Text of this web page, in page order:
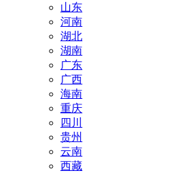
山东
河南
湖北
湖南
广东
广西
海南
重庆
四川
贵州
云南
西藏